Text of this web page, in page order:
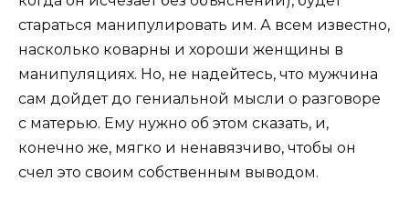
стараться манипулировать им. А всем известно,
насколько коварны и хороши женщины в
манипуляциях. Но, не надейтесь, что мужчина
сам дойдет до гениальной мысли о разговоре
с матерью. Ему нужно об этом сказать, и,
конечно же, мягко и ненавязчиво, чтобы он
счел это своим собственным выводом.